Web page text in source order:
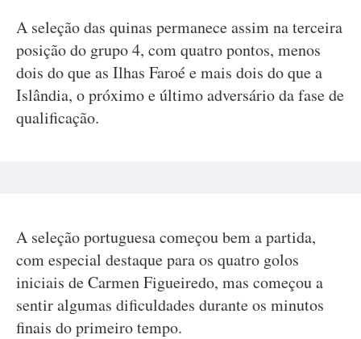
A seleção das quinas permanece assim na terceira
posição do grupo 4, com quatro pontos, menos
dois do que as Ilhas Faroé e mais dois do que a
Islândia, o próximo e último adversário da fase de
qualificação.
A seleção portuguesa começou bem a partida,
com especial destaque para os quatro golos
iniciais de Carmen Figueiredo, mas começou a
sentir algumas dificuldades durante os minutos
finais do primeiro tempo.